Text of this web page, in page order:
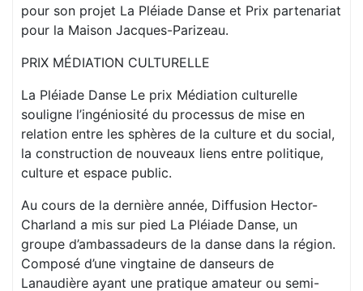
pour son projet La Pléiade Danse et Prix partenariat
pour la Maison Jacques-Parizeau.
PRIX MÉDIATION CULTURELLE
La Pléiade Danse Le prix Médiation culturelle
souligne l’ingéniosité du processus de mise en
relation entre les sphères de la culture et du social,
la construction de nouveaux liens entre politique,
culture et espace public.
Au cours de la dernière année, Diffusion Hector-
Charland a mis sur pied La Pléiade Danse, un
groupe d’ambassadeurs de la danse dans la région.
Composé d’une vingtaine de danseurs de
Lanaudière ayant une pratique amateur ou semi-